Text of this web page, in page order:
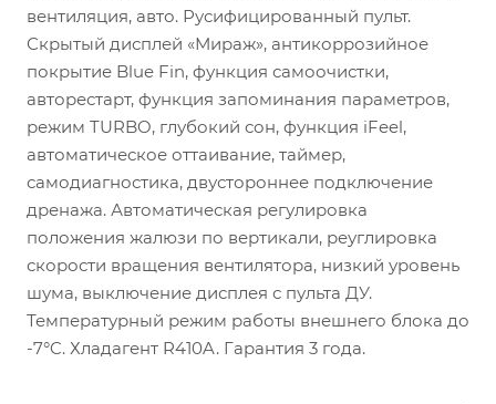
вентиляция, авто. Русифицированный пульт.
Скрытый дисплей «Мираж», антикоррозийное
покрытие Blue Fin, функция самоочистки,
авторестарт, функция запоминания параметров,
режим TURBO, глубокий сон, функция iFeel,
автоматическое оттаивание, таймер,
самодиагностика, двустороннее подключение
дренажа. Автоматическая регулировка
положения жалюзи по вертикали, реуглировка
скорости вращения вентилятора, низкий уровень
шума, выключение дисплея с пульта ДУ.
Температурный режим работы внешнего блока до
-7°C. Хладагент R410A. Гарантия 3 года.